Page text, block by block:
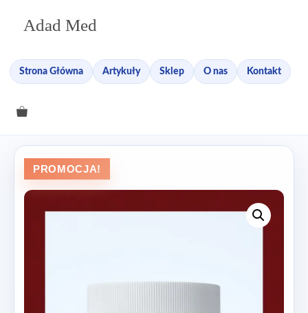
Adad Med
Strona Główna Artykuły Sklep O nas Kontakt
PROMOCJA!